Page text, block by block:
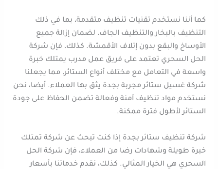
كما أننا نستخدم تقنيات تنظيف متقدمة، بما في ذلك
التنظيف بالبخار والتنظيف الجاف، لضمان إزالة جميع
الأوساخ والبقع بدون إتلاف الأقمشة. كذلك، فإن شركة
الحل السحري تعتمد على فريق عمل مدرب يمتلك خبرة
واسعة في التعامل مع مختلف أنواع الستائر، مما يجعلنا
شركة غسيل ستائر مجربة بجدة يثق بها العملاء. أيضا، نحن
نستخدم مواد تنظيف آمنة وفعالة تضمن الحفاظ على جودة
الستائر لأطول فترة ممكنة.
شركة تنظيف ستائر بجدة إذا كنت تبحث عن شركة تمتلك
خبرة طويلة وشهادات رضا من العملاء، فإن شركة الحل
السحري هي الخيار المثالي. كذلك، نقدم خدماتنا بأسعار